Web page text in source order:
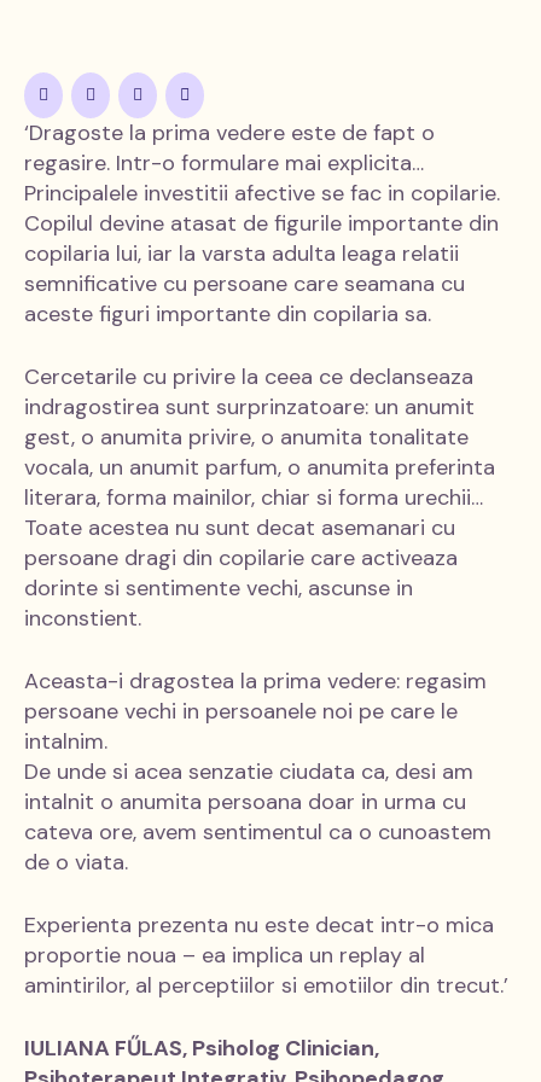
‘Dragoste la prima vedere este de fapt o
regasire. Intr-o formulare mai explicita…
Principalele investitii afective se fac in copilarie.
Copilul devine atasat de figurile importante din
copilaria lui, iar la varsta adulta leaga relatii
semnificative cu persoane care seamana cu
aceste figuri importante din copilaria sa.
Cercetarile cu privire la ceea ce declanseaza
indragostirea sunt surprinzatoare: un anumit
gest, o anumita privire, o anumita tonalitate
vocala, un anumit parfum, o anumita preferinta
literara, forma mainilor, chiar si forma urechii…
Toate acestea nu sunt decat asemanari cu
persoane dragi din copilarie care activeaza
dorinte si sentimente vechi, ascunse in
inconstient.
Aceasta-i dragostea la prima vedere: regasim
persoane vechi in persoanele noi pe care le
intalnim.
De unde si acea senzatie ciudata ca, desi am
intalnit o anumita persoana doar in urma cu
cateva ore, avem sentimentul ca o cunoastem
de o viata.
Experienta prezenta nu este decat intr-o mica
proportie noua – ea implica un replay al
amintirilor, al perceptiilor si emotiilor din trecut.’
IULIANA FŰLAS, Psiholog Clinician,